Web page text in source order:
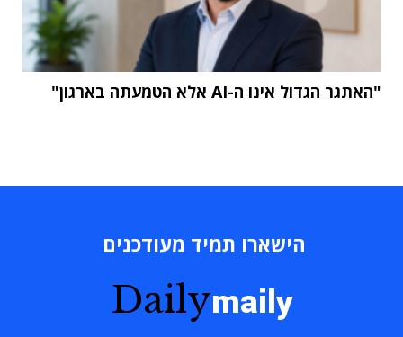
"האתגר הגדול אינו ה-AI אלא הטמעתה בארגון"
הישארו תמיד מעודכנים
Dailymaily